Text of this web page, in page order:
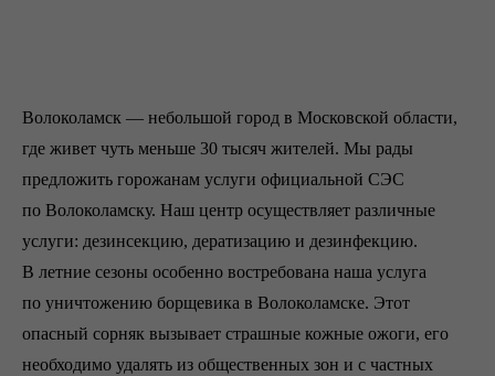
Волоколамск — небольшой город в Московской области,
где живет чуть меньше 30 тысяч жителей. Мы рады
предложить горожанам услуги официальной СЭС
по Волоколамску. Наш центр осуществляет различные
услуги: дезинсекцию, дератизацию и дезинфекцию.
В летние сезоны особенно востребована наша услуга
по уничтожению борщевика в Волоколамске. Этот
опасный сорняк вызывает страшные кожные ожоги, его
необходимо удалять из общественных зон и с частных